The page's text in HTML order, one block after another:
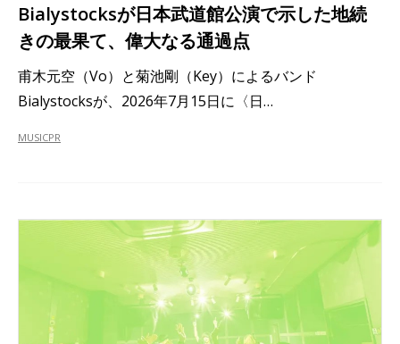
Bialystocksが日本武道館公演で示した地続
きの最果て、偉大なる通過点
甫木元空（Vo）と菊池剛（Key）によるバンド
Bialystocksが、2026年7月15日に〈日…
MUSICPR